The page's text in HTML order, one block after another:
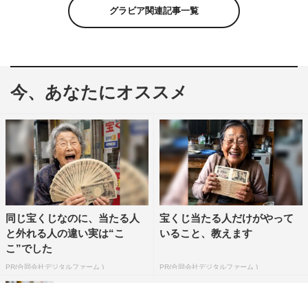
全世界累計1000万部突破のベストセラー小説『やはり
記念して、スペシャルパックが発売された。
『やはり俺の青春ラブコメはまちがっている。 』（略
称：俺ガイル）は著・原作を渡航、イラストをぽんかん⑧
が手がけたライトノベル。2013年、2015年のアニメ化に
続いて、最新作『やはり俺の青春ラブコメはまちがってい
る。 完』も放送予定となっている（※新型コロナウイル
グラビア関連記事一覧
今、あなたにオススメ
同じ宝くじなのに、当たる人
と外れる人の違い実は“こ
こ”でした
PR(合同会社デジタルファーム )
宝くじ当たる人だけがやって
いること、教えます
PR(合同会社デジタルファーム )